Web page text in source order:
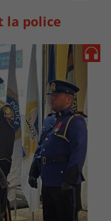
la police